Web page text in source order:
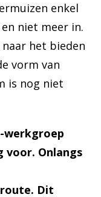
enkel
niet meer in.
het bieden
vorm van
is nog niet
werkgroep
voor. Onlangs
Dit